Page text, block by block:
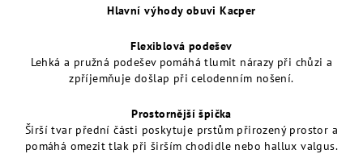
Hlavní výhody obuvi Kacper
Flexiblová podešev
Lehká a pružná podešev pomáhá tlumit nárazy při chůzi a
zpříjemňuje došlap při celodenním nošení.
Prostornější špička
Širší tvar přední části poskytuje prstům přirozený prostor a
pomáhá omezit tlak při širším chodidle nebo hallux valgus.